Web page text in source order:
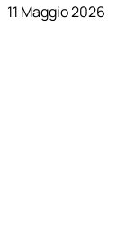
11 Maggio 2026